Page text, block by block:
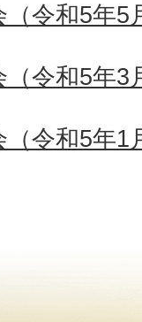
令和5年5
令和5年3
令和5年1